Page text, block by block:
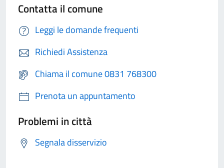
Contatta il comune
Leggi le domande frequenti
Richiedi Assistenza
Chiama il comune 0831 768300
Prenota un appuntamento
Problemi in città
Segnala disservizio